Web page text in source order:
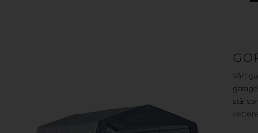
Vårt
stål